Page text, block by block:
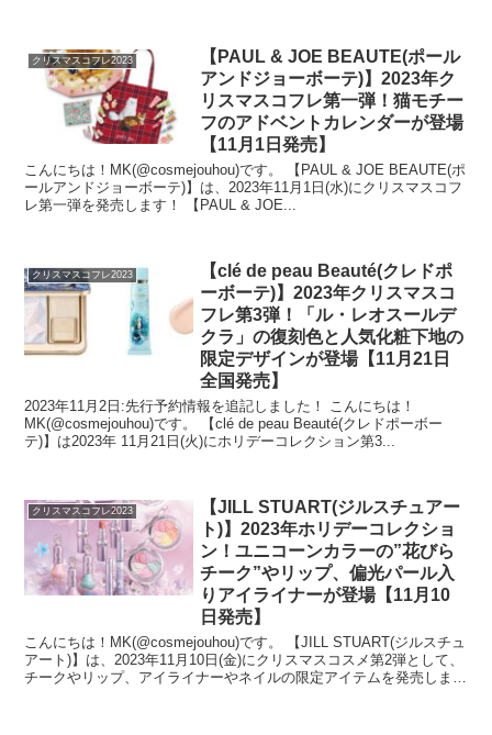
クリスマスコフレ2023
【PAUL & JOE BEAUTE(ポール
アンドジョーボーテ)】2023年ク
リスマスコフレ第一弾！猫モチー
フのアドベントカレンダーが登場
【11月1日発売】
こんにちは！MK(@cosmejouhou)です。 【PAUL & JOE BEAUTE(ポ
ールアンドジョーボーテ)】は、2023年11月1日(水)にクリスマスコフ
レ第一弾を発売します！ 【PAUL & JOE...
クリスマスコフレ2023
【clé de peau Beauté(クレドポ
ーボーテ)】2023年クリスマスコ
フレ第3弾！「ル・レオスールデ
クラ」の復刻色と人気化粧下地の
限定デザインが登場【11月21日
全国発売】
2023年11月2日:先行予約情報を追記しました！ こんにちは！
MK(@cosmejouhou)です。 【clé de peau Beauté(クレドポーボー
テ)】は2023年 11月21日(火)にホリデーコレクション第3...
クリスマスコフレ2023
【JILL STUART(ジルスチュアー
ト)】2023年ホリデーコレクショ
ン！ユニコーンカラーの”花びら
チーク”やリップ、偏光パール入
りアイライナーが登場【11月10
日発売】
こんにちは！MK(@cosmejouhou)です。 【JILL STUART(ジルスチュ
アート)】は、2023年11月10日(金)にクリスマスコスメ第2弾として、
チークやリップ、アイライナーやネイルの限定アイテムを発売しま